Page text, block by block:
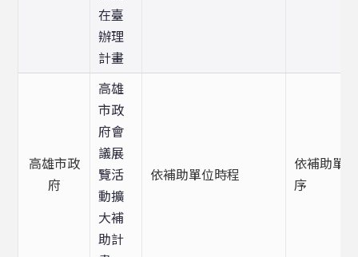
在臺
辦理
計畫
高雄市政
府
高雄
市政
府會
議展
覽活
動擴
大補
助計
依補助單位時程
依補助單
序